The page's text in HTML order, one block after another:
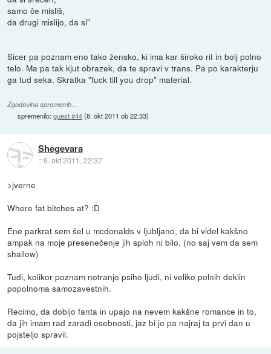
samo če misliš,
da drugi mislijo, da si"
Sicer pa poznam eno tako žensko, ki ima kar široko rit in bolj polno
telo. Ma pa tak kjut obrazek, da te spravi v trans. Pa po karakterju
ga tud seka. Skratka "fuck till you drop" material.
Zgodovina sprememb…
spremenilo:guest #44(8. okt 2011 ob 22:33)
Shegevara
::8. okt 2011, 22:37
>jverne
Where fat bitches at? :D
Ene parkrat sem šel u mcdonalds v ljubljano, da bi videl kakšno
ampak na moje presenečenje jih sploh ni bilo. (no saj vem da sem
shallow)
Tudi, kolikor poznam notranjo psiho ljudi, ni veliko polnih deklin
popolnoma samozavestnih.
Recimo, da dobijo fanta in upajo na nevem kakšne romance in to,
da jih imam rad zaradi osebnosti, jaz bi jo pa najraj ta prvi dan u
pojsteljo spravil.